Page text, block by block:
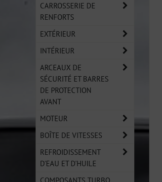
CARROSSERIE DE
RENFORTS
EXTÉRIEUR
INTÉRIEUR
ARCEAUX DE
SÉCURITÉ ET BARRES
DE PROTECTION
AVANT
MOTEUR
BOÎTE DE VITESSES
REFROIDISSEMENT
D'EAU ET D'HUILE
COMPOSANTS TURBO